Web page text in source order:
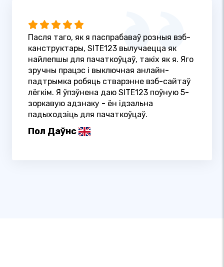
Пасля таго, як я паспрабаваў розныя вэб-
канструктары, SITE123 вылучаецца як
найлепшы для пачаткоўцаў, такіх як я. Яго
зручны працэс і выключная анлайн-
падтрымка робяць стварэнне вэб-сайтаў
лёгкім. Я ўпэўнена даю SITE123 поўную 5-
зоркавую адзнаку - ён ідэальна
падыходзіць для пачаткоўцаў.
Пол Даўнс